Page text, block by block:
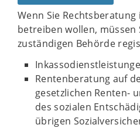
Wenn Sie
betreiben wollen, müssen
zuständigen Behörde
Rentenberatung auf
gesetzlichen Renten-
des sozialen
übrigen